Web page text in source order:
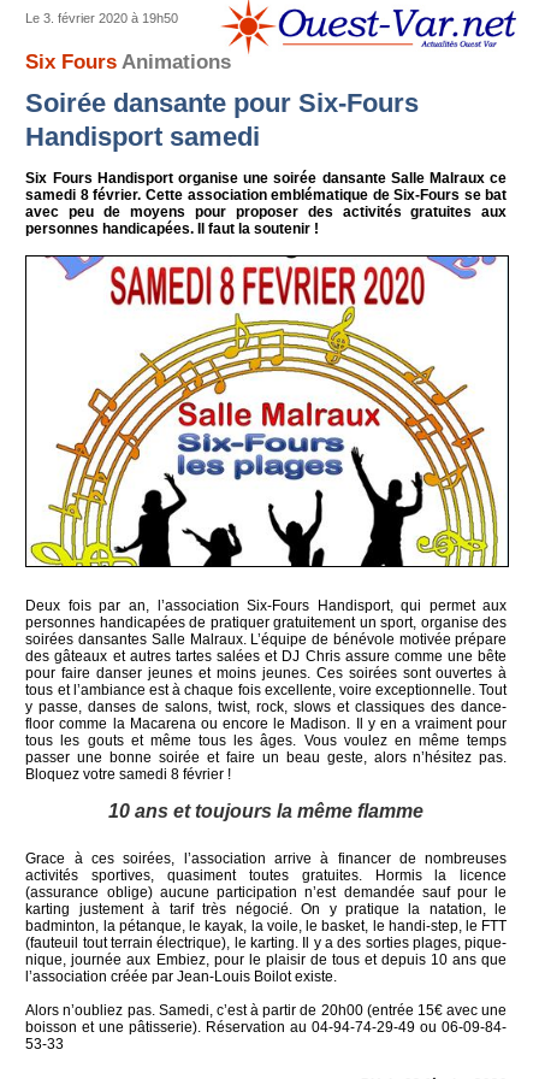
Le 3. février 2020 à 19h50
Six Fours Animations
Soirée dansante pour Six-Fours
Handisport samedi
Six Fours Handisport organise une soirée dansante Salle Malraux ce
samedi 8 février. Cette association emblématique de Six-Fours se bat
avec peu de moyens pour proposer des activités gratuites aux
personnes handicapées. Il faut la soutenir !
Deux fois par an, l’association Six-Fours Handisport, qui permet aux
personnes handicapées de pratiquer gratuitement un sport, organise des
soirées dansantes Salle Malraux. L’équipe de bénévole motivée prépare
des gâteaux et autres tartes salées et DJ Chris assure comme une bête
pour faire danser jeunes et moins jeunes. Ces soirées sont ouvertes à
tous et l’ambiance est à chaque fois excellente, voire exceptionnelle. Tout
y passe, danses de salons, twist, rock, slows et classiques des dance-
floor comme la Macarena ou encore le Madison. Il y en a vraiment pour
tous les gouts et même tous les âges. Vous voulez en même temps
passer une bonne soirée et faire un beau geste, alors n’hésitez pas.
Bloquez votre samedi 8 février !
10 ans et toujours la même flamme
Grace à ces soirées, l’association arrive à financer de nombreuses
activités sportives, quasiment toutes gratuites. Hormis la licence
(assurance oblige) aucune participation n’est demandée sauf pour le
karting justement à tarif très négocié. On y pratique la natation, le
badminton, la pétanque, le kayak, la voile, le basket, le handi-step, le FTT
(fauteuil tout terrain électrique), le karting. Il y a des sorties plages, pique-
nique, journée aux Embiez, pour le plaisir de tous et depuis 10 ans que
l’association créée par Jean-Louis Boilot existe.
Alors n’oubliez pas. Samedi, c’est à partir de 20h00 (entrée 15€ avec une
boisson et une pâtisserie). Réservation au 04-94-74-29-49 ou 06-09-84-
53-33